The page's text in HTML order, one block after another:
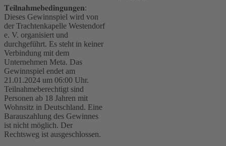
𝐓𝐞𝐢𝐥𝐧𝐚𝐡𝐦𝐞𝐛𝐞𝐝𝐢𝐧𝐠𝐮𝐧𝐠𝐞𝐧:
Dieses Gewinnspiel wird von
der Trachtenkapelle Westendorf
e. V. organisiert und
durchgeführt. Es steht in keiner
Verbindung mit dem
Unternehmen Meta. Das
Gewinnspiel endet am
21.01.2024 um 06:00 Uhr.
Teilnahmeberechtigt sind
Personen ab 18 Jahren mit
Wohnsitz in Deutschland. Eine
Barauszahlung des Gewinnes
ist nicht möglich. Der
Rechtsweg ist ausgeschlossen.